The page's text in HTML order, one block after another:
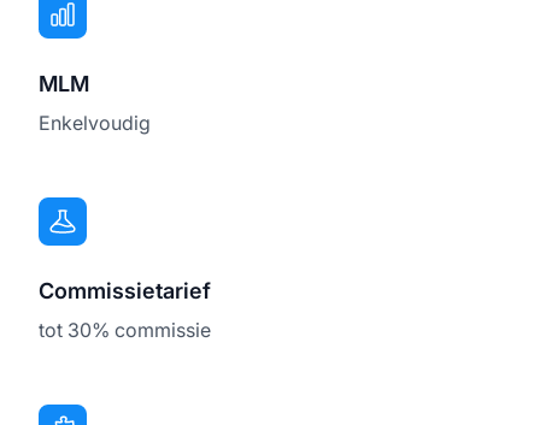
MLM
Enkelvoudig
Commissietarief
tot 30% commissie